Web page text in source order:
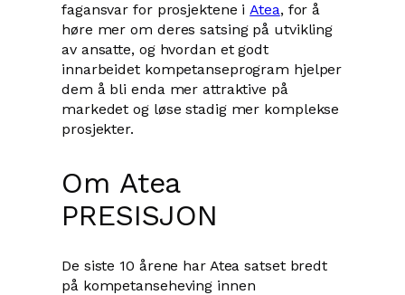
fagansvar for prosjektene iAtea, for å
høre mer om deres satsing på utvikling
av ansatte, og hvordan et godt
innarbeidet kompetanseprogram hjelper
dem å bli enda mer attraktive på
markedet og løse stadig mer komplekse
prosjekter.
Om Atea
PRESISJON
De siste 10 årene har Atea satset bredt
på kompetanseheving innen